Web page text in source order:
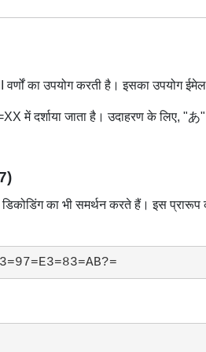
का उपयोग करती है। इसका उपयोग
में दर्शाया जाता है। उदाहरण के लिए, "
का भी समर्थन करते हैं। इस प्रारूप